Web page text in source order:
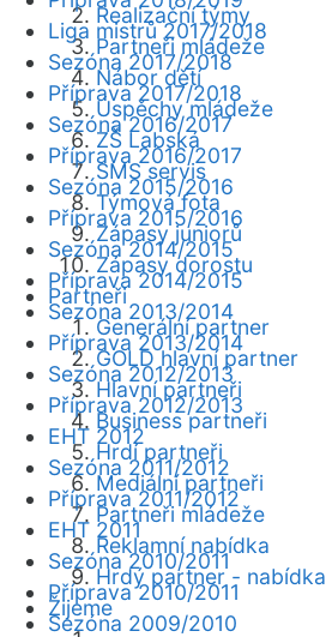
Realizační týmy
Partneři mládeže
Nábor dětí
Úspěchy mládeže
ZŠ Labská
SMS servis
Týmová fota
Zápasy juniorů
Zápasy dorostu
Partneři
Generální partner
GOLD hlavní partner
Hlavní partneři
Business partneři
Hrdí partneři
Mediální partneři
Partneři mládeže
Reklamní nabídka
Hrdý partner - nabídka
Žijeme
Liga mistrů 2017/2018
Sezóna 2017/2018
Příprava 2017/2018
Sezóna 2016/2017
Příprava 2016/2017
Sezóna 2015/2016
Příprava 2015/2016
Sezóna 2014/2015
Příprava 2014/2015
Sezóna 2013/2014
Příprava 2013/2014
Sezóna 2012/2013
Příprava 2012/2013
EHT 2012
Sezóna 2011/2012
Příprava 2011/2012
EHT 2011
Sezóna 2010/2011
Příprava 2010/2011
Sezóna 2009/2010